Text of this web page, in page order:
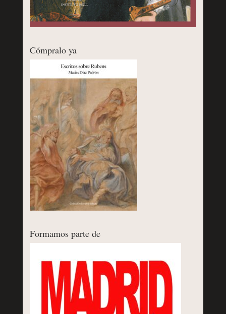
Cómpralo ya
Formamos parte de